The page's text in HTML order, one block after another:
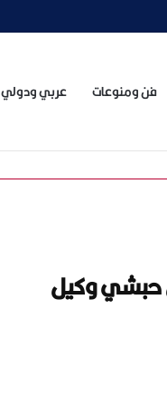
فن ومنوعات عربي ودولي
حبشي وكيل